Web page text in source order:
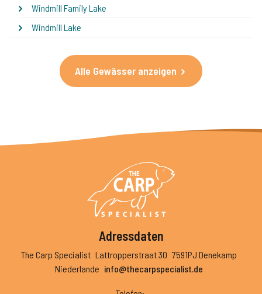
Windmill Family Lake
Windmill Lake
Alle Gewässer anzeigen
Adressdaten
The Carp Specialist Lattropperstraat 30 7591PJ Denekamp
Niederlande info@thecarpspecialist.de